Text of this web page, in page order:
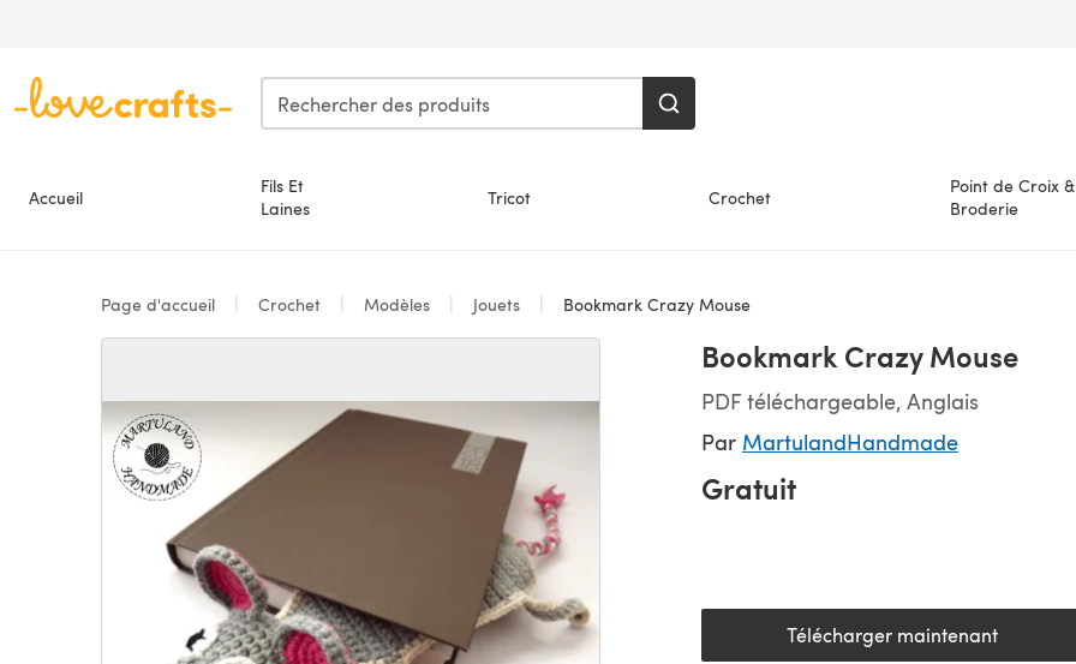
Accueil
Fils Et
Laines
Tricot Crochet
Point de Croix &
Broderie
Page d'accueil Crochet Modèles Jouets Bookmark Crazy Mouse
Bookmark Crazy Mouse
PDF téléchargeable, Anglais
Par MartulandHandmade
Gratuit
Télécharger maintenant
(s'ouvre dans un